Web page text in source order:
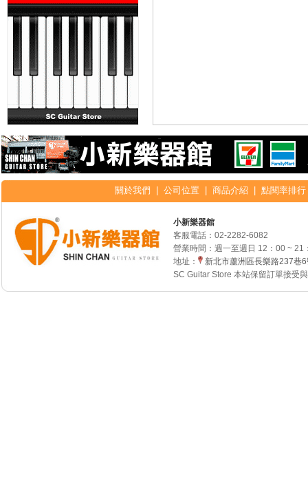
關於我們 公司位置 商品介紹 點閱率排行
小新樂器館
客服電話： 02-2282-6082
營業時間：週一至週日 12：00 ~ 21
地址：
新北市蘆洲區長樂路237巷
SC Guitar Store 本站保留訂單接受